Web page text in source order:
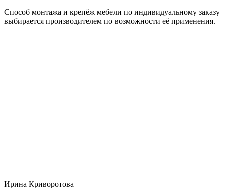
Способ монтажа и крепёж мебели по индивидуальному заказу
выбирается производителем по возможности её применения.
Ирина Криворотова